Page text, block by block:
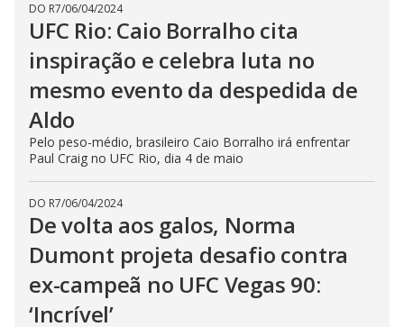
DO R7/06/04/2024
UFC Rio: Caio Borralho cita
inspiração e celebra luta no
mesmo evento da despedida de
Aldo
Pelo peso-médio, brasileiro Caio Borralho irá enfrentar
Paul Craig no UFC Rio, dia 4 de maio
DO R7/06/04/2024
De volta aos galos, Norma
Dumont projeta desafio contra
ex-campeã no UFC Vegas 90:
‘Incrível’